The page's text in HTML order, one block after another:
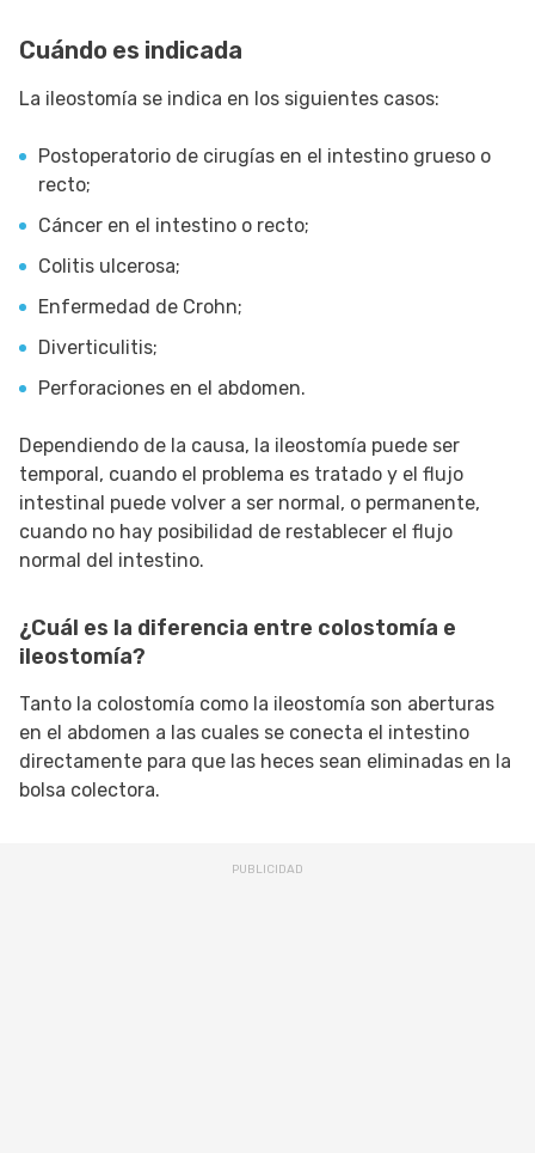
Cuándo es indicada
La ileostomía se indica en los siguientes casos:
Postoperatorio de cirugías en el intestino grueso o
recto;
Cáncer en el intestino o recto;
Colitis ulcerosa;
Enfermedad de Crohn;
Diverticulitis;
Perforaciones en el abdomen.
Dependiendo de la causa, la ileostomía puede ser
temporal, cuando el problema es tratado y el flujo
intestinal puede volver a ser normal, o permanente,
cuando no hay posibilidad de restablecer el flujo
normal del intestino.
¿Cuál es la diferencia entre colostomía e
ileostomía?
Tanto la colostomía como la ileostomía son aberturas
en el abdomen a las cuales se conecta el intestino
directamente para que las heces sean eliminadas en la
bolsa colectora.